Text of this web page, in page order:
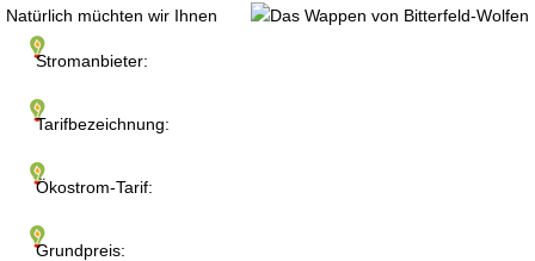
Stromanbieter:
Tarifbezeichnung:
Ökostrom-Tarif:
Grundpreis:
Natürlich müchten wir Ihnen